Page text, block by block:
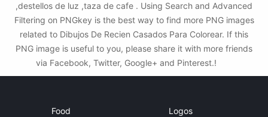
,destellos de luz ,taza de cafe . Using Search and Advanced
Filtering on PNGkey is the best way to find more PNG images
related to Dibujos De Recien Casados Para Colorear. If this
PNG image is useful to you, please share it with more friends
via Facebook, Twitter, Google+ and Pinterest.!
Food Logos